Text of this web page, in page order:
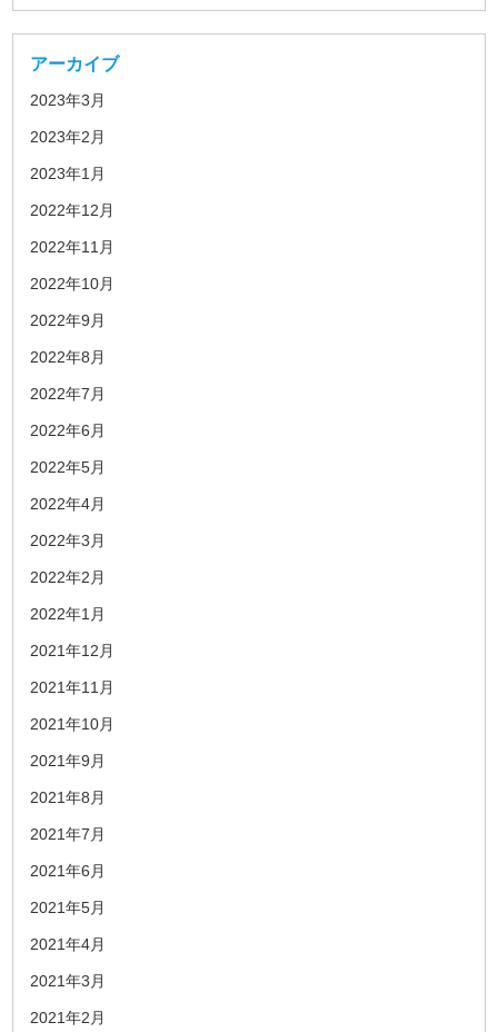
アーカイブ
2023年3月
2023年2月
2023年1月
2022年12月
2022年11月
2022年10月
2022年9月
2022年8月
2022年7月
2022年6月
2022年5月
2022年4月
2022年3月
2022年2月
2022年1月
2021年12月
2021年11月
2021年10月
2021年9月
2021年8月
2021年7月
2021年6月
2021年5月
2021年4月
2021年3月
2021年2月